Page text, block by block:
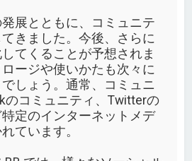
展とともに、コミュニテ
きました。今後、さらに
てくることが予想されま
ージや使いかたも次々に
しょう。通常、コミュニ
のコミュニティ、Twitterの
定のインターネットメデ
ています。